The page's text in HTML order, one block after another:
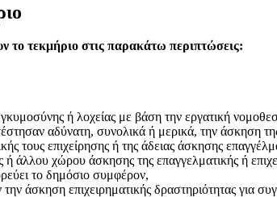
το τεκμήριο στις παρακάτω περιπτώσεις:
ή λοχείας με βάση την εργατική
αδύνατη, συνολικά ή μερικά, την άσκηση
τους επιχείρησης ή της άδειας άσκησης
ή άλλου χώρου άσκησης της επαγγελματικής ή
το δημόσιο συμφέρον,
άσκηση επιχειρηματικής δραστηριότητας για